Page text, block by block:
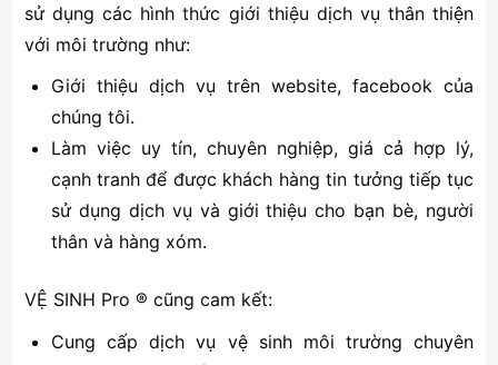
sử dụng các hình thức giới thiệu dịch vụ thân thiện
với môi trường như:
Giới thiệu dịch vụ trên website, facebook của
chúng tôi.
Làm việc uy tín, chuyên nghiệp, giá cả hợp lý,
cạnh tranh để được khách hàng tin tưởng tiếp tục
sử dụng dịch vụ và giới thiệu cho bạn bè, người
thân và hàng xóm.
VỆ SINH Pro ® cũng cam kết:
Cung cấp dịch vụ vệ sinh môi trường chuyên